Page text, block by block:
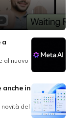
a
al nuovo
anche in
del